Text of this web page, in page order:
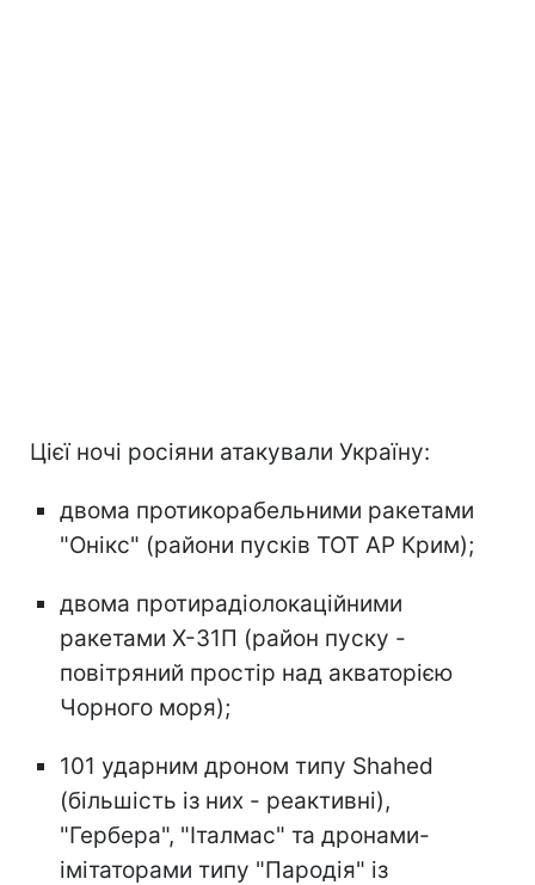
Цієї ночі росіяни атакували Україну:
двома протикорабельними ракетами
"Онікс" (райони пусків ТОТ АР Крим);
двома протирадіолокаційними
ракетами Х-31П (район пуску -
повітряний простір над акваторією
Чорного моря);
101 ударним дроном типу Shahed
(більшість із них - реактивні),
"Гербера", "Італмас" та дронами-
імітаторами типу "Пародія" із